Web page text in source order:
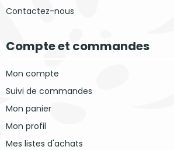
Contactez-nous
Compte et commandes
Mon compte
Suivi de commandes
Mon panier
Mon profil
Mes listes d'achats